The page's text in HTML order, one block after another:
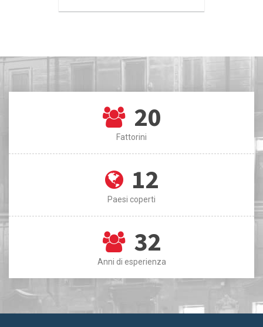
20
Fattorini
12
Paesi coperti
32
Anni di esperienza